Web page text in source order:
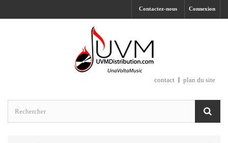
Connexion
Contactez-nous
contact plan du site